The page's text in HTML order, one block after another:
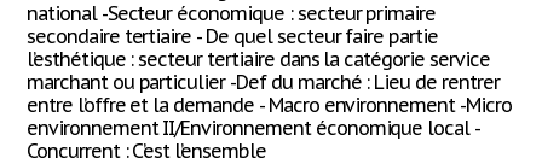
national -Secteur économique : secteur primaire
secondaire tertiaire - De quel secteur faire partie
l’esthétique : secteur tertiaire dans la catégorie service
marchant ou particulier -Def du marché : Lieu de rentrer
entre l’offre et la demande - Macro environnement -Micro
environnement II/Environnement économique local -
Concurrent : C’est l’ensemble